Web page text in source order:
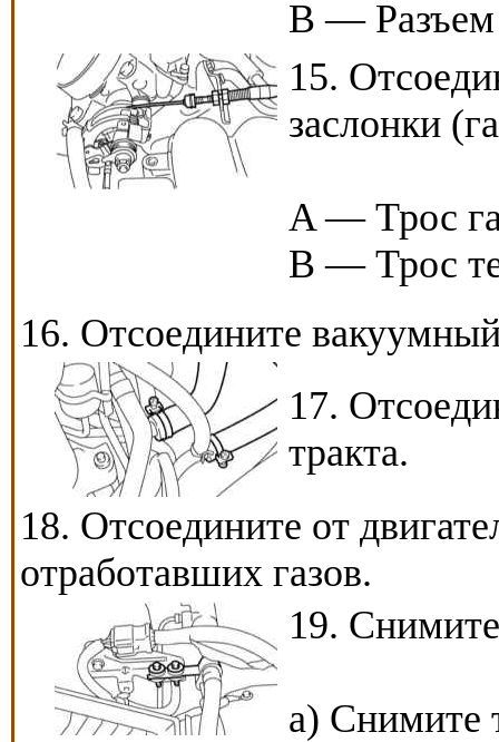
B — Разъем
15.
заслонки
A — Трос
B — Трос
16. Отсоедините
17.
тракта.
18. Отсоедините от
отработавших газов.
19.
a) Снимите